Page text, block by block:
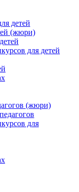
детей
(жюри)
для детей
(жюри)
для